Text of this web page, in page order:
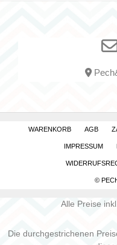
WARENKORB AGB
IMPRESSUM
©
Alle Preise
Die durchgestrichenen